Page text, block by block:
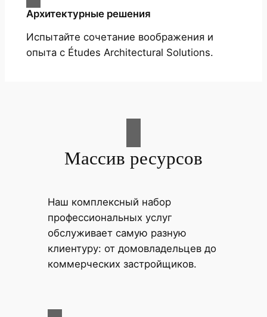
Архитектурные решения
Испытайте сочетание воображения и
опыта с Études Architectural Solutions.
Массив ресурсов
Наш комплексный набор
профессиональных услуг
обслуживает самую разную
клиентуру: от домовладельцев до
коммерческих застройщиков.